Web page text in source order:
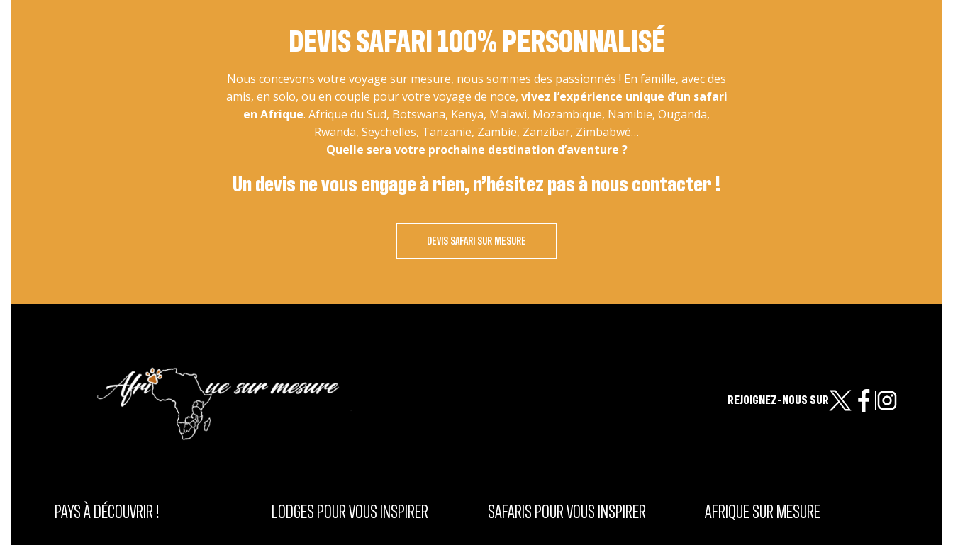
DEVIS SAFARI 100% PERSONNALISÉ
Nous concevons votre voyage sur mesure, nous sommes des passionnés ! En famille, avec des
amis, en solo, ou en couple pour votre voyage de noce, vivez l’expérience unique d’un safari
en Afrique. Afrique du Sud, Botswana, Kenya, Malawi, Mozambique, Namibie, Ouganda,
Rwanda, Seychelles, Tanzanie, Zambie, Zanzibar, Zimbabwé…
Quelle sera votre prochaine destination d’aventure ?
Un devis ne vous engage à rien, n’hésitez pas à nous contacter !
DEVIS SAFARI SUR MESURE
REJOIGNEZ-NOUS SUR
PAYS À DÉCOUVRIR ! LODGES POUR VOUS INSPIRER SAFARIS POUR VOUS INSPIRER AFRIQUE SUR MESURE